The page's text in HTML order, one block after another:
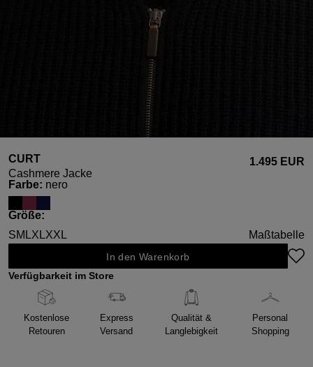
CURT
Cashmere Jacke
1.495 EUR
Farbeauswählen
: nero
Größeauswählen
:
SM LXLXXL Maßtabelle
In den Warenkorb
Verfügbarkeit im Store
Kostenlose
Retouren
Express
Versand
Qualität &
Langlebigkeit
Personal
Shopping